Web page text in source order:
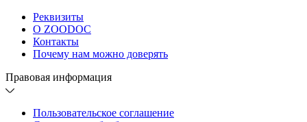
Реквизиты
О ZOODOC
Контакты
Почему нам можно доверять
Правовая информация
Пользовательское соглашение